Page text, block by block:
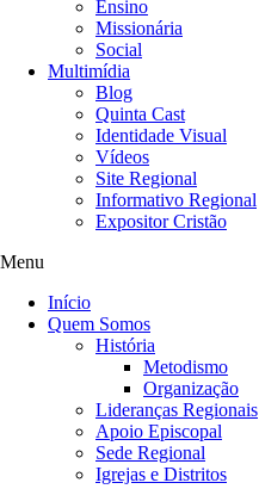
Ensino
Missionária
Social
Multimídia
Blog
Quinta Cast
Identidade Visual
Vídeos
Site Regional
Informativo Regional
Expositor Cristão
Menu
Início
Quem Somos
História
Metodismo
Organização
Lideranças Regionais
Apoio Episcopal
Sede Regional
Igrejas e Distritos